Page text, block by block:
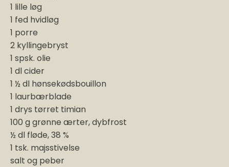
1 lille løg
1 fed hvidløg
1 porre
2 kyllingebryst
1 spsk. olie
1 dl cider
1 ½ dl hønsekødsbouillon
1 laurbærblade
1 drys tørret timian
100 g grønne ærter, dybfrost
½ dl fløde, 38 %
1 tsk. majsstivelse
salt og peber